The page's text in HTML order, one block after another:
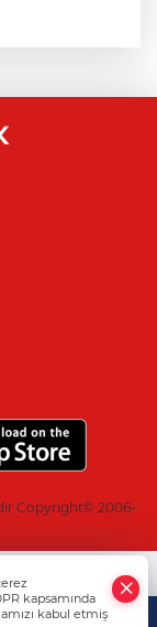
çarptığı
forma
Copyright© 2006-
kapsamında
kabul etmiş